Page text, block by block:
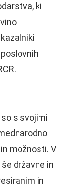
ki
s svojimi
možnosti. V
državne in
in